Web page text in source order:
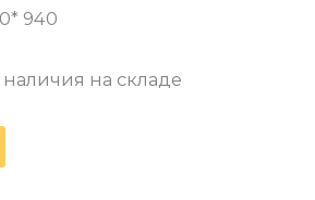
940
наличия на складе